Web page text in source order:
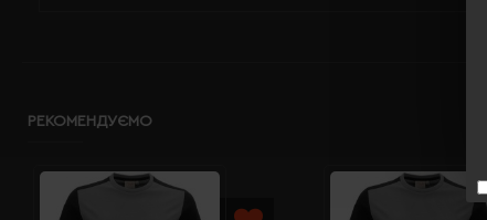
РЕКОМЕНДУЄМО